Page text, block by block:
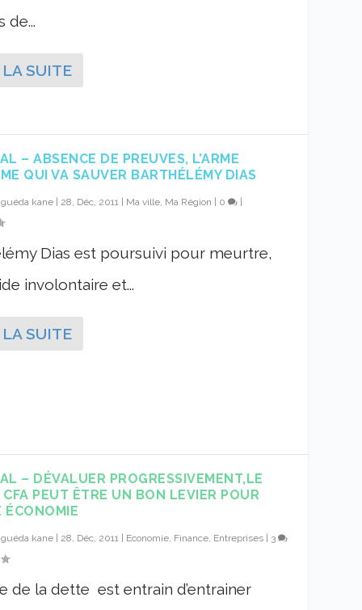
de...
SUITE
– ABSENCE DE PREUVES, L’ARME
QUI VA SAUVER BARTHÉLÉMY DIAS
guéda kane | 28, Déc, 2011 | Ma ville, Ma Région | 0 |
Dias est poursuivi pour meurtre,
involontaire et...
SUITE
– DÉVALUER PROGRESSIVEMENT,LE
CFA PEUT ÊTRE UN BON LEVIER POUR
ÉCONOMIE
guéda kane | 28, Déc, 2011 | Economie, Finance, Entreprises | 3
de la dette est entrain d’entrainer